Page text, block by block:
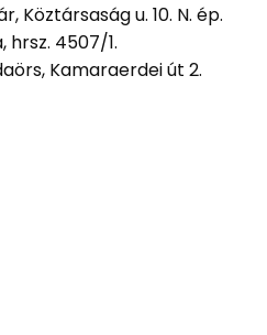
Köztársaság u. 10. N. ép.
hrsz. 4507/1.
Kamaraerdei út 2.